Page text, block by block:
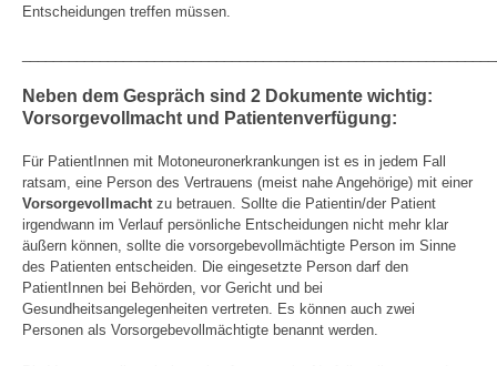
Entscheidungen treffen müssen.
Neben dem Gespräch sind 2 Dokumente wichtig:
Vorsorgevollmacht und Patientenverfügung:
Für PatientInnen mit Motoneuronerkrankungen ist es in jedem Fall
ratsam, eine Person des Vertrauens (meist nahe Angehörige) mit einer
Vorsorgevollmachtzu betrauen. Sollte die Patientin/der Patient
irgendwann im Verlauf persönliche Entscheidungen nicht mehr klar
äußern können, sollte die vorsorgebevollmächtigte Person im Sinne
des Patienten entscheiden. Die eingesetzte Person darf den
PatientInnen bei Behörden, vor Gericht und bei
Gesundheitsangelegenheiten vertreten. Es können auch zwei
Personen als Vorsorgebevollmächtigte benannt werden.